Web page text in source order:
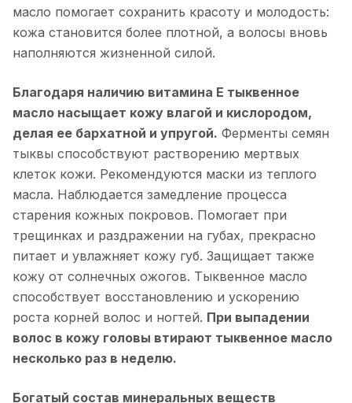
масло помогает сохранить красоту и молодость:
кожа становится более плотной, а волосы вновь
наполняются жизненной силой.
Благодаря наличию витамина Е тыквенное
масло насыщает кожу влагой и кислородом,
делая ее бархатной и упругой. Ферменты семян
тыквы способствуют растворению мертвых
клеток кожи. Рекомендуются маски из теплого
масла. Наблюдается замедление процесса
старения кожных покровов. Помогает при
трещинках и раздражении на губах, прекрасно
питает и увлажняет кожу губ. Защищает также
кожу от солнечных ожогов. Тыквенное масло
способствует восстановлению и ускорению
роста корней волос и ногтей. При выпадении
волос в кожу головы втирают тыквенное масло
несколько раз в неделю.
Богатый состав минеральных веществ